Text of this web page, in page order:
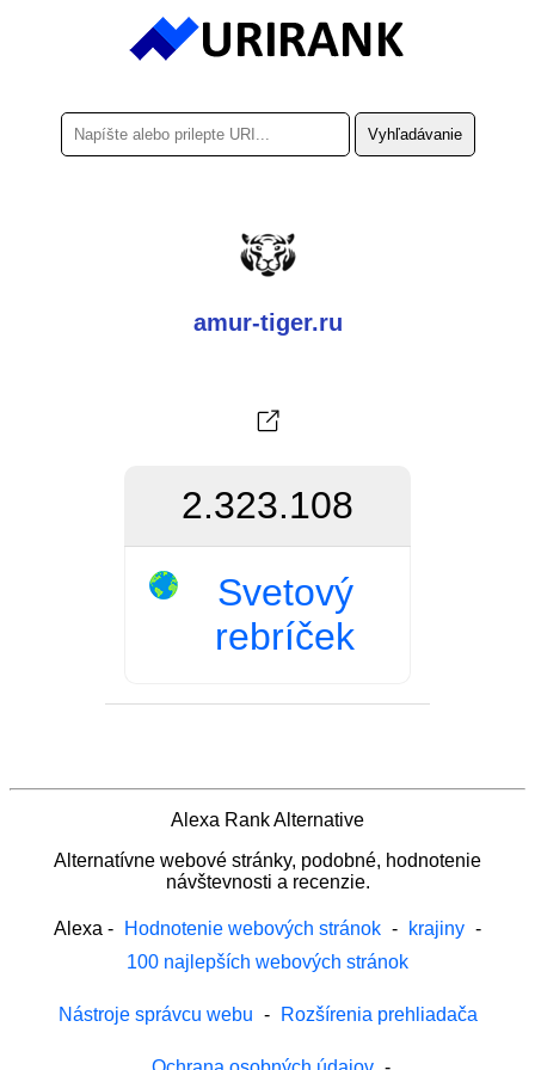
amur-tiger.ru
2.323.108
Svetový
rebríček
Alexa Rank Alternative
Alternatívne webové stránky, podobné, hodnotenie
návštevnosti a recenzie.
Alexa - Hodnotenie webových stránok - krajiny -
100 najlepších webových stránok
Nástroje správcu webu - Rozšírenia prehliadača